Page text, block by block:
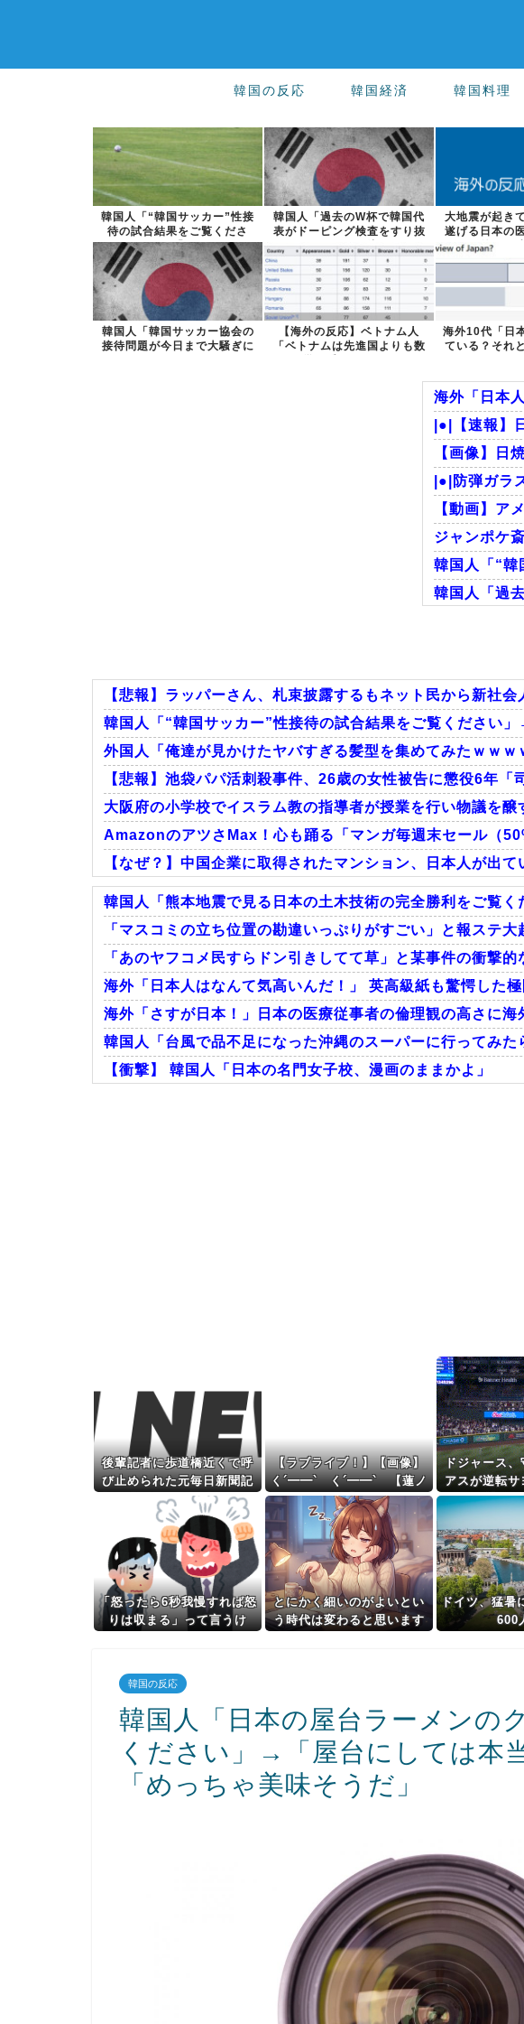
韓国の反応 韓国経済 韓国料理
韓国人「“韓国サッカー”性接
待の試合結果をご覧くださ
い」→「マッ...
韓国人「過去のW杯で韓国代
表がドーピング検査をすり抜
けるように注...
大地震が起き
遂げる日本の
外でも
韓国人「韓国サッカー協会の
接待問題が今日まで大騒ぎに
【海外の反応】ベトナム人
「ベトナムは先進国よりも数
海外10代「日
ている？それ
海外「日本
|●|【速報】
【画像】日
|●|防弾ガラ
【動画】ア
ジャンポケ
韓国人「“
韓国人「過
韓国人「日
Powered
【悲報】ラッパーさん、札束披露するもネット民から新社
韓国人「“韓国サッカー”性接待の試合結果をご覧ください
外国人「俺達が見かけたヤバすぎる髪型を集めてみたｗｗｗ
【悲報】池袋パパ活刺殺事件、26歳の女性被告に懲役6年「
大阪府の小学校でイスラム教の指導者が授業を行い物議を
AmazonのアツさMax！心も踊る「マンガ毎週末セール（
【なぜ？】中国企業に取得されたマンション、日本人が出
Powered by livedoor 相互RSS
韓国人「熊本地震で見る日本の土木技術の完全勝利をご覧
「マスコミの立ち位置の勘違いっぷりがすごい」と報ステ
「あのヤフコメ民すらドン引きしてて草」と某事件の衝撃
海外「日本人はなんて気高いんだ！」 英高級紙も驚愕した
海外「さすが日本！」日本の医療従事者の倫理観の高さに海
韓国人「台風で品不足になった沖縄のスーパーに行ってみ
【衝撃】 韓国人「日本の名門女子校、漫画のままかよ」
後輩記者に歩道橋近くで呼
び止められた元毎日新聞記
者、「元毎日と名乗ってSN
Sで活動するな」と要求さ
れてしまい……
【ラブライブ！】【画像】
く´━━`ゝく´━━`ゝ【蓮ノ
空】
ドジャース、
アスが逆転サ
ランを被弾…
「怒ったら6秒我慢すれば怒
りは収まる」って言うけ
とにかく細いのがよいとい
う時代は変わると思います
ドイツ、猛暑
600
韓国の反応
韓国人「日本の屋台ラーメンの
ください」→「屋台にしては本
「めっちゃ美味そうだ」